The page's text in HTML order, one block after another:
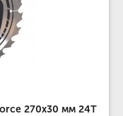
270x30 мм 24Т